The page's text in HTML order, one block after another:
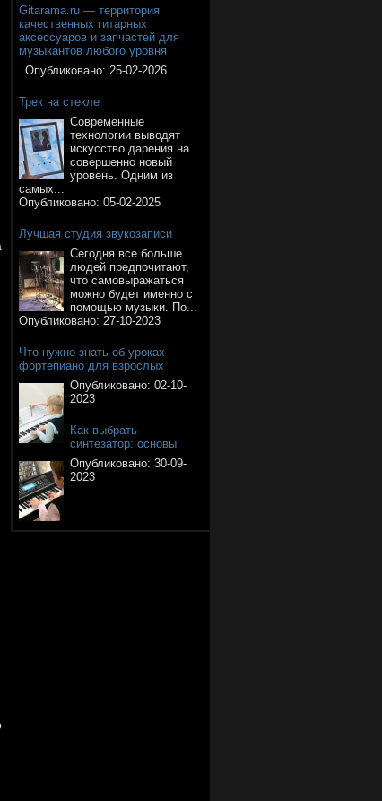
Gitarama.ru — территория
качественных гитарных
аксессуаров и запчастей для
музыкантов любого уровня
Опубликовано: 25-02-2026
Трек на стекле
Современные
технологии выводят
искусство дарения на
совершенно новый
уровень. Одним из
самых...
Опубликовано: 05-02-2025
Лучшая студия звукозаписи
Сегодня все больше
людей предпочитают,
что самовыражаться
можно будет именно с
помощью музыки. По...
Опубликовано: 27-10-2023
Что нужно знать об уроках
фортепиано для взрослых
Опубликовано: 02-10-
2023
Как выбрать
синтезатор: основы
Опубликовано: 30-09-
2023